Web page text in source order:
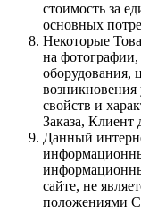
стоимость за
основных
Некоторые
на фотографии,
оборудования,
свойств и
Заказа, Клиент
Данный
сайте, не
положениями